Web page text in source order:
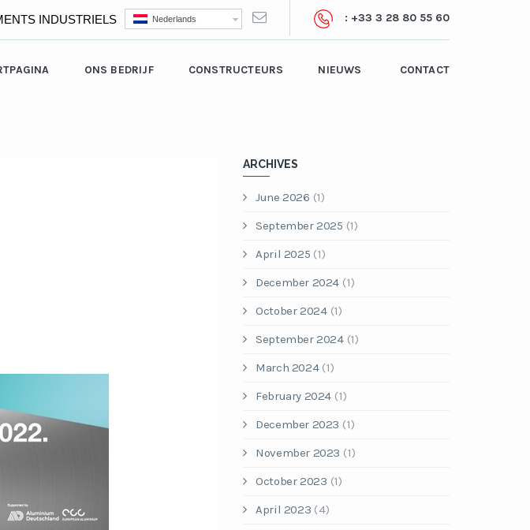
INDUSTRIELS Nederlands : +33 3 28 80 55 60
ONS BEDRIJF CONSTRUCTEURS NIEUWS CONTACT
ARCHIVES
June 2026 (1)
September 2025 (1)
April 2025 (1)
December 2024(1)
October 2024(1)
September 2024(1)
March 2024(1)
February 2024(1)
December 2023 (1)
November 2023 (1)
October 2023 (1)
April 2023 (4)